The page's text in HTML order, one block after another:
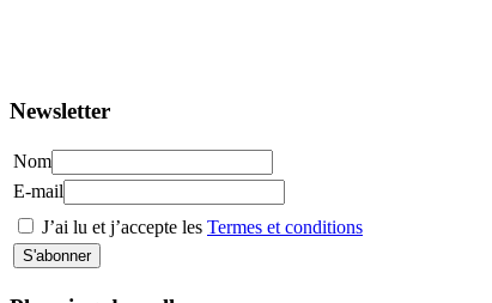
Newsletter
Nom
E-mail
J’ai lu et j’accepte les Termes et conditions